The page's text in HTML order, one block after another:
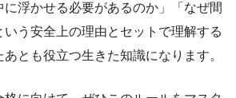
浮かせる必要があるのか」「なぜ間
いう安全上の理由とセットで理解する
とも役立つ生きた知識になります。